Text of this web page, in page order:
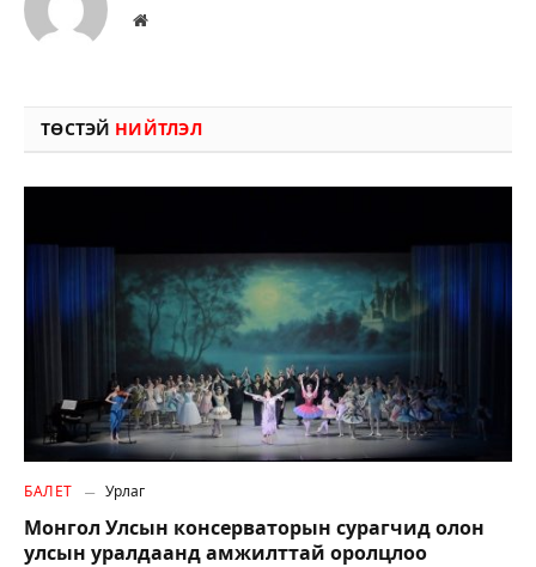
Вэбсайт
ТӨСТЭЙ НИЙТЛЭЛ
БАЛЕТ Урлаг
Монгол Улсын консерваторын сурагчид олон
улсын уралдаанд амжилттай оролцлоо